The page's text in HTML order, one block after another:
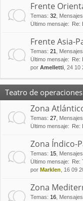
Frente
Temas: 32 Mensajes
Último mensaje:
Re:
Frente Asia-
Temas: 21 Mensajes
Último mensaje:
Re:
por Amelletti , 24 10
Teatro de
Zona
Temas: 27 Mensajes
Último mensaje:
Re:
Zona Índico-
Temas: 15 Mensajes
Último mensaje:
Re:
por Marklen , 16 09
Zona
Temas: 16 Mensajes